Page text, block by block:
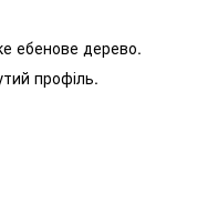
ебенове дерево.
профіль.